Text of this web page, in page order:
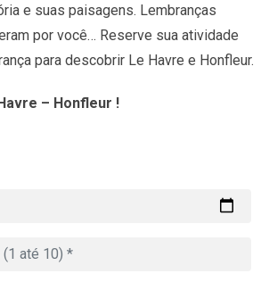
e suas paisagens. Lembranças
por você… Reserve sua atividade
para descobrir Le Havre e Honfleur.
– Honfleur !